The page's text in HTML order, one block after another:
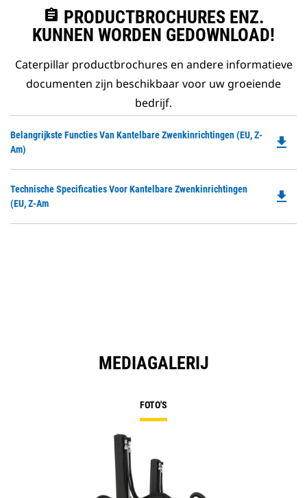
assignment PRODUCTBROCHURES ENZ.
KUNNEN WORDEN GEDOWNLOAD!
Caterpillar productbrochures en andere informatieve
documenten zijn beschikbaar voor uw groeiende
bedrijf.
Belangrijkste Functies Van Kantelbare Zwenkinrichtingen (EU, Z-
Am)
file_download
Technische Specificaties Voor Kantelbare Zwenkinrichtingen
(EU, Z-Am
file_download
MEDIAGALERIJ
FOTO'S